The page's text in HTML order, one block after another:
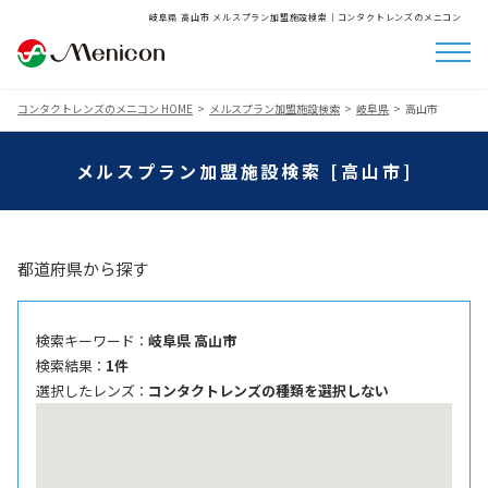
岐阜県 高山市 メルスプラン加盟施設検索│コンタクトレンズのメニコン
コンタクトレンズのメニコン HOME メルスプラン加盟施設検索 岐阜県 高山市
メルスプラン加盟施設検索 [高山市]
都道府県から探す
検索キーワード ： 岐阜県 高山市
検索結果 ： 1件
選択したレンズ ： コンタクトレンズの種類を選択しない